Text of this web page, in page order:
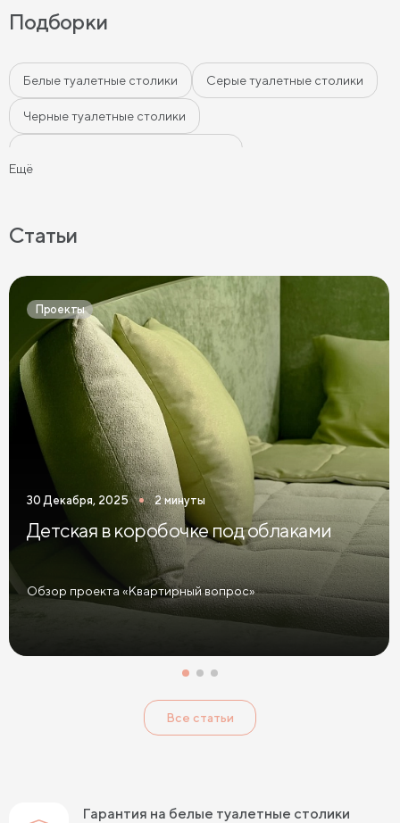
Подборки
Белые туалетные столики Серые туалетные столики
Черные туалетные столики
Ещё
Статьи
Проекты
30 Декабря, 2025 2 минуты
Детская в коробочке под облаками
Обзор проекта «Квартирный вопрос»
Все статьи
Гарантия на белые туалетные столики